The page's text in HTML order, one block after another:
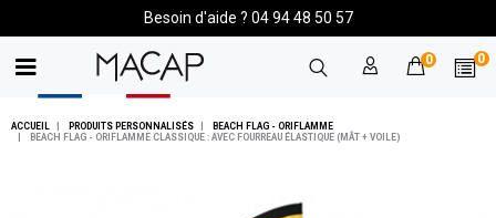
Besoin d'aide ? 04 94 48 50 57
0 0
ACCUEIL PRODUITS PERSONNALISÉS
BEACH FLAG - ORIFLAMME
BEACH FLAG - ORIFLAMME CLASSIQUE : AVEC FOURREAU ÉLASTIQUE (MÂT + VOILE)